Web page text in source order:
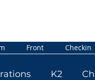
Front Checkin
K2